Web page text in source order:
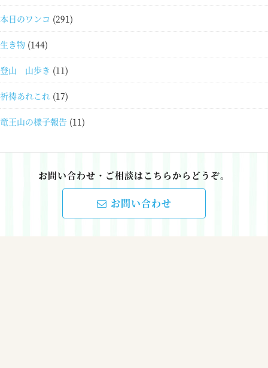
本日のワンコ (291)
生き物 (144)
登山 山歩き (11)
祈祷あれこれ (17)
竜王山の様子報告 (11)
お問い合わせ・ご相談はこちらからどうぞ。
お問い合わせ